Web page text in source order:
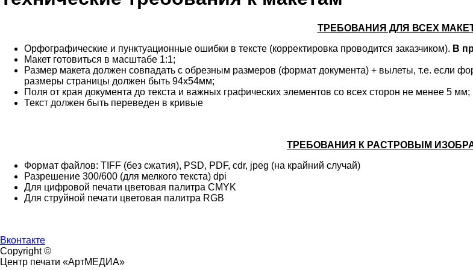
ТРЕБОВАНИЯ ДЛЯ ВСЕХ
Орфографические и пунктуационные ошибки в тексте (корректировка проводится заказчиком). В
Макет готовиться в масштабе 1:1;
Размер макета должен совпадать с обрезным размеров (формат документа) + вылеты, т.е. если
размеры страницы должен быть 94x54мм;
Поля от края документа до текста и важных графических элементов со всех сторон не менее 5 мм;
Текст должен быть переведен в кривые
ТРЕБОВАНИЯ К РАСТРОВЫМ
Формат файлов: TIFF (без сжатия), PSD, PDF, cdr, jpeg (на крайний случай)
Разрешение 300/600 (для мелкого текста) dpi
Для цифровой печати цветовая палитра CMYK
Для струйной печати цветовая палитра RGB
Вконтакте
Copyright ©
Центр печати «АртМЕДИА»